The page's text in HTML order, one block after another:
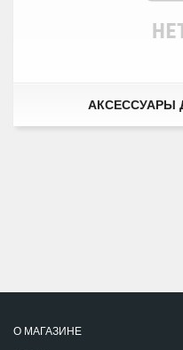
АКСЕССУАРЫ
О МАГАЗИНЕ